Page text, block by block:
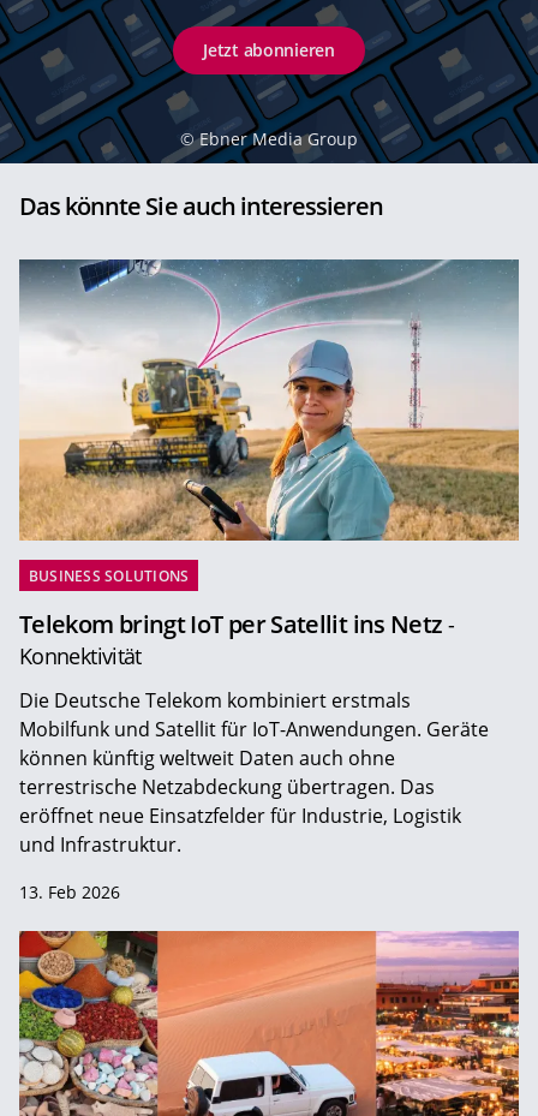
Jetzt abonnieren
© Ebner Media Group
Das könnte Sie auch interessieren
BUSINESS SOLUTIONS
Telekom bringt IoT per Satellit ins Netz -
Konnektivität
Die Deutsche Telekom kombiniert erstmals
Mobilfunk und Satellit für IoT-Anwendungen. Geräte
können künftig weltweit Daten auch ohne
terrestrische Netzabdeckung übertragen. Das
eröffnet neue Einsatzfelder für Industrie, Logistik
und Infrastruktur.
13. Feb 2026